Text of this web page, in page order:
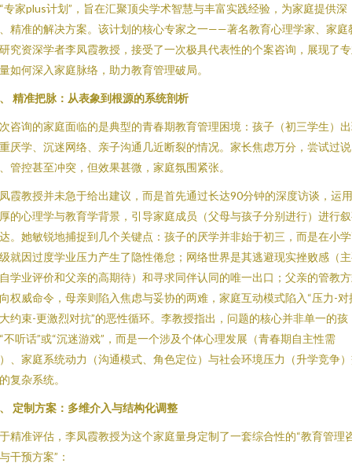
专家plus计划”，旨在汇聚顶尖学术智慧与丰富实践经验，为家庭提供深
精准的解决方案。该计划的核心专家之一——著名教育心理学家、家庭
究资深学者李凤霞教授，接受了一次极具代表性的个案咨询，展现了
如何深入家庭脉络，助力教育管理破局。
精准把脉：从表象到根源的系统剖析
咨询的家庭面临的是典型的青春期教育管理困境：孩子（初三学生）
厌学、沉迷网络、亲子沟通几近断裂的情况。家长焦虑万分，尝试过说
管控甚至冲突，但效果甚微，家庭氛围紧张。
霞教授并未急于给出建议，而是首先通过长达90分钟的深度访谈，运
的心理学与教育学背景，引导家庭成员（父母与孩子分别进行）进行
。她敏锐地捕捉到几个关键点：孩子的厌学并非始于初三，而是在小
就因过度学业压力产生了隐性倦怠；网络世界是其逃避现实挫败感（
学业评价和父亲的高期待）和寻求同伴认同的唯一出口；父亲的管教
权威命令，母亲则陷入焦虑与妥协的两难，家庭互动模式陷入“压力-对
约束-更激烈对抗”的恶性循环。李教授指出，问题的核心并非单一的孩
不听话”或“沉迷游戏”，而是一个涉及个体心理发展（青春期自主性需
、家庭系统动力（沟通模式、角色定位）与社会环境压力（升学竞争
复杂系统。
定制方案：多维介入与结构化调整
精准评估，李凤霞教授为这个家庭量身定制了一套综合性的“教育管理
干预方案”：